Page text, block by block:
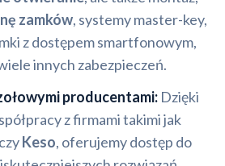
zamków, systemy master-key,
z dostępem smartfonowym,
innych zabezpieczeń.
producentami: Dzięki
z firmami takimi jak
czyKeso, oferujemy dostęp do